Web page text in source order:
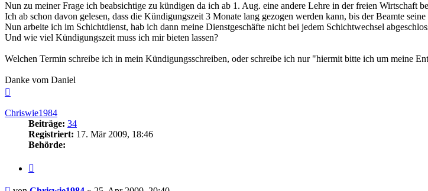
Nun zu meiner Frage ich beabsichtige zu kündigen da ich ab 1. Aug. eine andere Lehre in der freien Wirtschaft
Ich ab schon davon gelesen, dass die Kündigungszeit 3 Monate lang gezogen werden kann, bis der Beamte
Nun arbeite ich im Schichtdienst, hab ich dann meine Dienstgeschäfte nicht bei jedem Schichtwechsel
Und wie viel Kündigungszeit muss ich mir bieten lassen?
Welchen Termin schreibe ich in mein Kündigungsschreiben, oder schreibe ich nur "hiermit bitte ich um meine
Danke vom Daniel
Chriswie1984
Beiträge: 34
Registriert: 17. Mär 2009, 18:46
Behörde:
Beitrag